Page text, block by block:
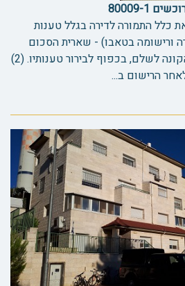
80009-1
כלל התמורה לדירה בגלל טענות
ורישומה בטאבו) - שארית הסכום
נחשבת לחוב שמוטל על הקונה לשלם, בכפוף לבירור טענותיו. (2)
הרישום ב...